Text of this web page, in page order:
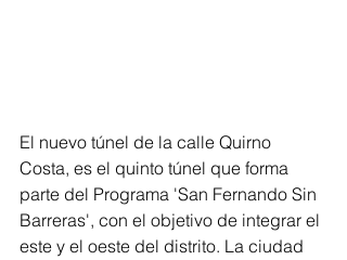
El nuevo túnel de la calle Quirno
Costa, es el quinto túnel que forma
parte del Programa 'San Fernando Sin
Barreras', con el objetivo de integrar el
este y el oeste del distrito. La ciudad